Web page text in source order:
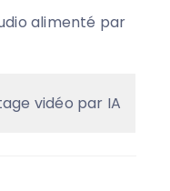
alimenté par
vidéo par IA